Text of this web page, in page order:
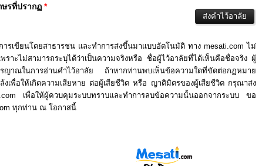
รที่ปรากฏ *
รเขียนโดยสาธารชน และทำการส่งขึ้นมาแบบอัตโนมัติ ทาง mesati.com ไม่
าะไม่สามารถระบุได้ว่าเป็นความจริงหรือ ชื่อผู้ไว้อาลัยที่ได้เห็นคือชื่อจริง ผู้
รญาณในการอ่านคำไว้อาลัย ถ้าหากท่านพบเห็นข้อความใดที่ขัดต่อกฏหมาย
งเพื่อให้เกิดความเสียหาย ต่อผู้เสียชีวิต หรือ ญาติมิตรของผู้เสียชีวิต กรุณาส่ง
เพื่อให้ผู้ควบคุมระบบทราบและทำการลบข้อความนั้นออกจากระบบ ขอ
ทุกท่าน ณ โอกาสนี้